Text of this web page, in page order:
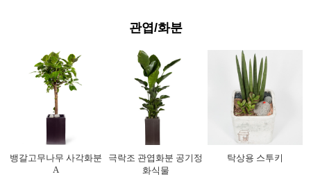
관엽/화분
뱅갈고무나무 사각화분
A
극락조 관엽화분 공기정
화식물
탁상용 스투키